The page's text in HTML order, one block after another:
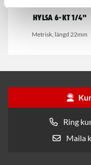
Hylsa 6-kt 1/4"
Metrisk, längd 22mm
Ring
Maila